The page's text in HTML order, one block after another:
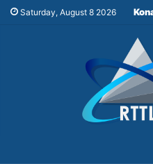
Saturday, August 8 2026